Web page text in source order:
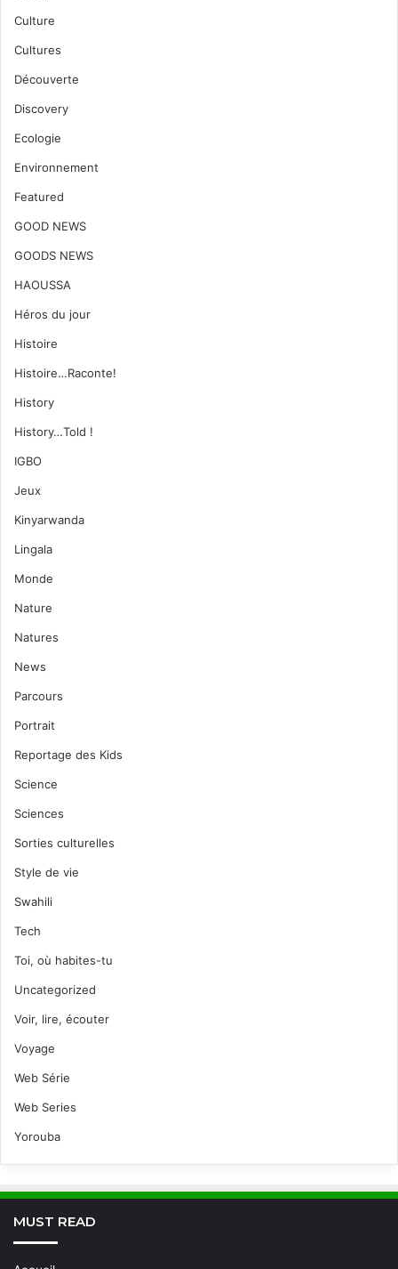
Culture
Cultures
Découverte
Discovery
Ecologie
Environnement
Featured
GOOD NEWS
GOODS NEWS
HAOUSSA
Héros du jour
Histoire
Histoire…Raconte!
History
History…Told !
IGBO
Jeux
Kinyarwanda
Lingala
Monde
Nature
Natures
News
Parcours
Portrait
Reportage des Kids
Science
Sciences
Sorties culturelles
Style de vie
Swahili
Tech
Toi, où habites-tu
Uncategorized
Voir, lire, écouter
Voyage
Web Série
Web Series
Yorouba
MUST READ